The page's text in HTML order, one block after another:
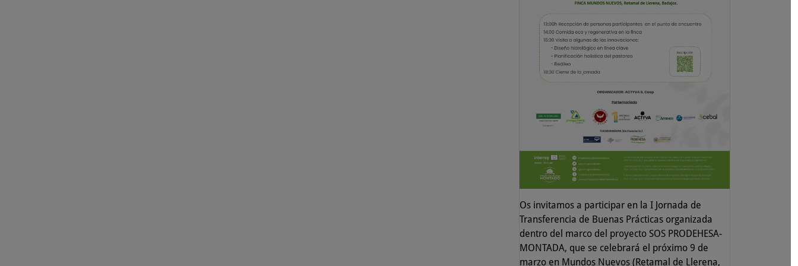
Os invitamos a participar en la I Jornada de
Transferencia de Buenas Prácticas organizada
dentro del marco del proyecto SOS PRODEHESA-
MONTADA, que se celebrará el próximo 9 de
marzo en Mundos Nuevos (Retamal de Llerena,